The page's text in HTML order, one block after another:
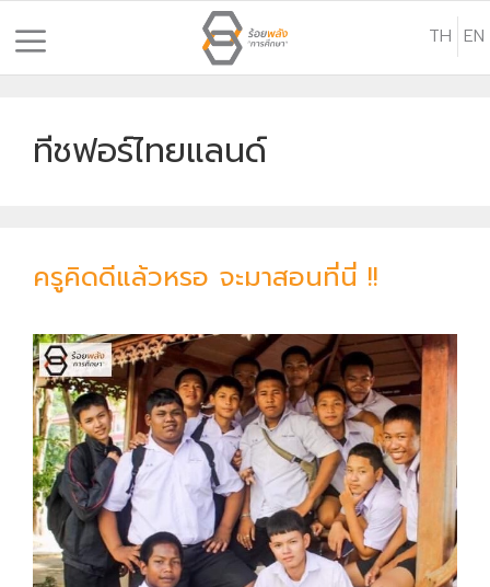
TH EN
i
ทีชฟอร์ไทยแลนด์
ครูคิดดีแล้วหรอ จะมาสอนที่นี่ !!